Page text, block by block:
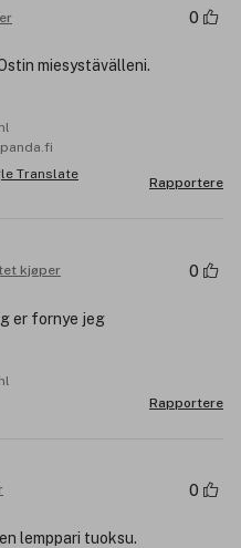
0
miesystävälleni.
Rapportere
kjøper 0
er fornye jeg
Rapportere
0
lemppari tuoksu.